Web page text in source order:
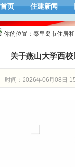
首页 住建新闻
你的位置： 秦皇岛市住房
关于燕山大学西
时间：2026年06月08日